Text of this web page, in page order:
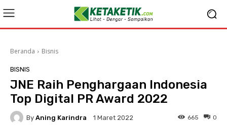
Beranda Bisnis
BISNIS
JNE Raih Penghargaan Indonesia
Top Digital PR Award 2022
By Aning Karindra 1 Maret 2022 0
665